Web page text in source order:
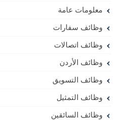
معلومات عامة
وظائف سفارات
وظائف اتصالات
وظائف الأردن
وظائف التسويق
وظائف التمثيل
وظائف السائقين